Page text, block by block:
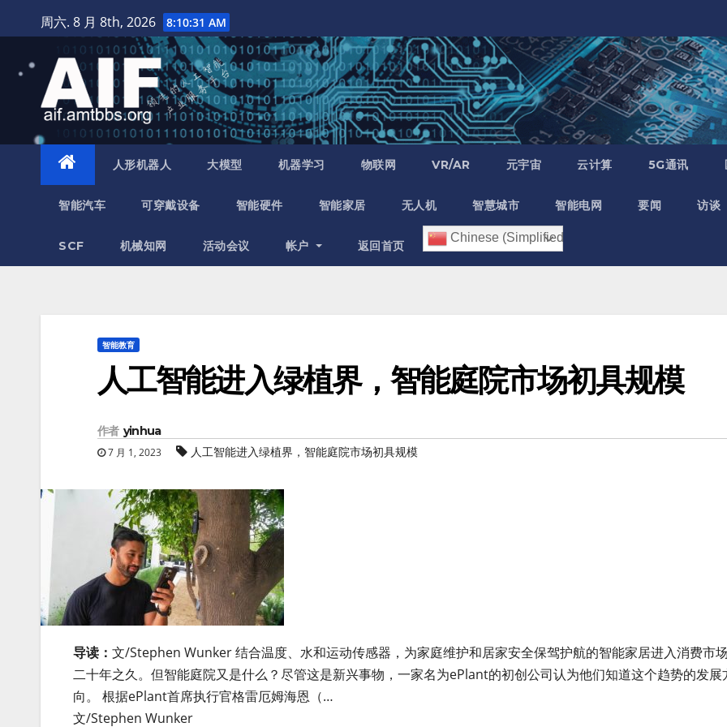
至
周六. 8 月 8th, 2026 8:10:32 AM
人形机器人 大模型 机器学习 物联网 VR/AR 元宇宙 云计算 5G通讯
智能汽车 可穿戴设备 智能硬件 智能家居 无人机 智慧城市 智能电网 要闻 访谈
SCF 机械知网 活动会议 帐户 返回首页
Chinese (Simplified)
智能教育
人工智能进入绿植界，智能庭院市场初具规模
作者 yinhua
7 月 1, 2023 人工智能进入绿植界，智能庭院市场初具规模
导读： 文/Stephen Wunker 结合温度、水和运动传感器，为家庭维护和居家安全保驾护航的智能家居进入消费市
二十年之久。但智能庭院又是什么？尽管这是新兴事物，一家名为ePlant的初创公司认为他们知道这个趋势的发展
向。 根据ePlant首席执行官格雷厄姆海恩（…
文/Stephen Wunker